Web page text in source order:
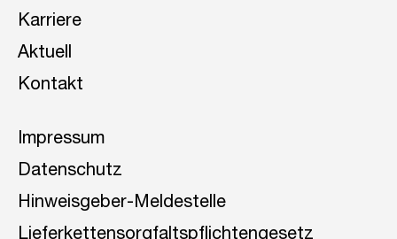
Karriere
Aktuell
Kontakt
Impressum
Datenschutz
Hinweisgeber-Meldestelle
Lieferkettensorgfaltspflichtengesetz